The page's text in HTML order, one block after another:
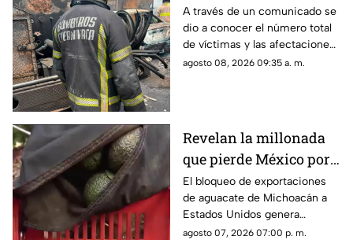
nueva información tras
la explosión de la pipa
de gas LP en
Cuernavaca
A través de un comunicado se
dio a conocer el número total
de víctimas y las afectaciones
tras el siniestro.
agosto 08, 2026 09:35 a. m.
Revelan la millonada
que pierde México por
el bloqueo de Estados
Unidos al aguacate de
Michoacán
El bloqueo de exportaciones
de aguacate de Michoacán a
Estados Unidos genera
pérdidas millonarias.
agosto 07, 2026 07:00 p. m.